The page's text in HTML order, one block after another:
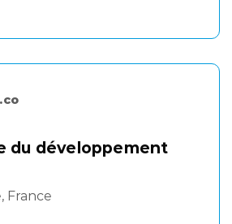
du développement
France